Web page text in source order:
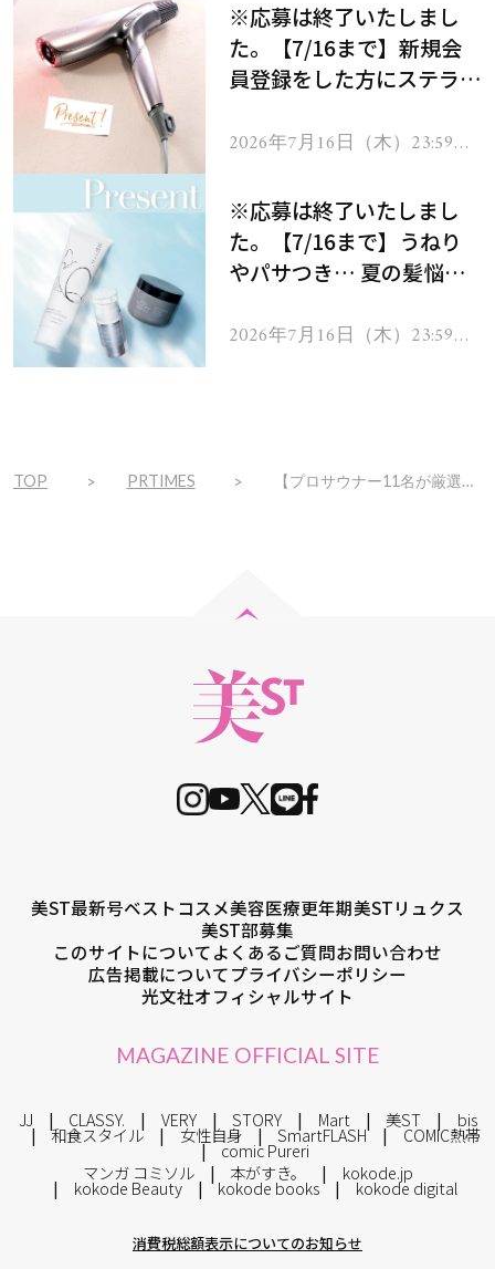
※応募は終了いたしまし
た。【7/16まで】新規会
員登録をした方にステラボ
ヘアドライヤー ジュエル
2026年7月16日（木）23:59ま
※応募は終了いたしまし
た。【7/16まで】うねり
やパサつき… 夏の髪悩み
ムを13名様にプレゼン
2026年7月16日（木）23:59ま
TOP PRTIMES 【プロサウナー11名が厳選「今行くべきサウナ」ランキング2020を発表】他、新着トレンド11月12日
美ST最新号ベストコスメ美容医療更年期美STリュクス
美ST部募集
このサイトについてよくあるご質問お問い合わせ
広告掲載についてプライバシーポリシー
光文社オフィシャルサイト
MAGAZINE OFFICIAL SITE
JJ CLASSY. VERY STORY Mart 美ST bis
和食スタイル 女性自身 SmartFLASH COMIC熱帯
comic Pureri
マンガ コミソル
本がすき。 kokode.jp
kokode Beauty kokode books kokode digital
消費税総額表示についてのお知らせ